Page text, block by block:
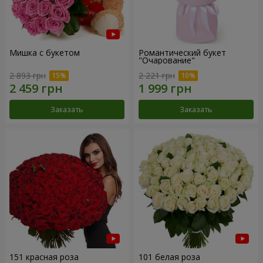
Мишка с букетом
2 893 грн
Заказать
Романтический букет
"Очарование"
2 221 грн
Заказать
151 красная роза 101 белая роза